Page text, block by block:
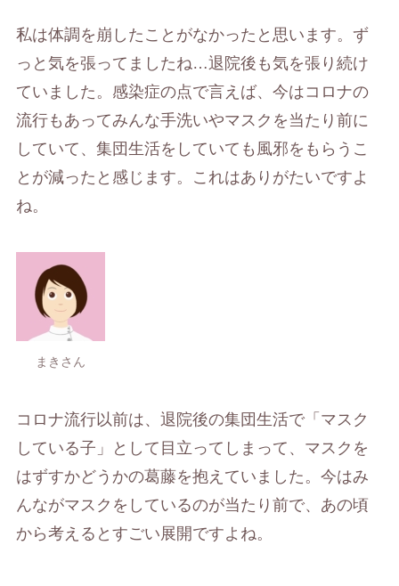
私は体調を崩したことがなかったと思います。ず
っと気を張ってましたね…退院後も気を張り続け
ていました。感染症の点で言えば、今はコロナの
流行もあってみんな手洗いやマスクを当たり前に
していて、集団生活をしていても風邪をもらうこ
とが減ったと感じます。これはありがたいですよ
ね。
まきさん
コロナ流行以前は、退院後の集団生活で「マスク
している子」として目立ってしまって、マスクを
はずすかどうかの葛藤を抱えていました。今はみ
んながマスクをしているのが当たり前で、あの頃
から考えるとすごい展開ですよね。